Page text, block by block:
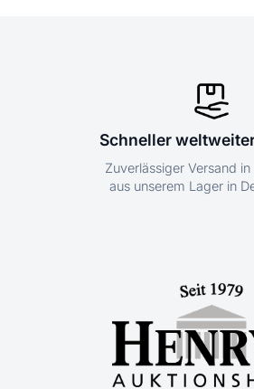
Schneller
Zuverlässiger Versand
aus unserem Lager in